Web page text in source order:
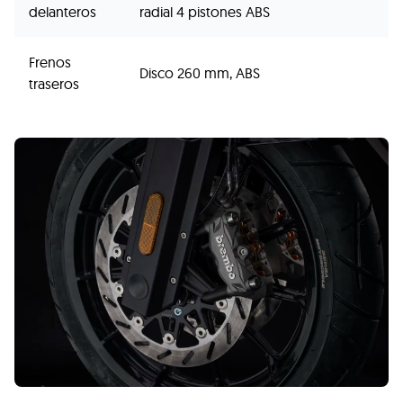
delanteros
radial 4 pistones ABS
Frenos
traseros
Disco 260 mm, ABS